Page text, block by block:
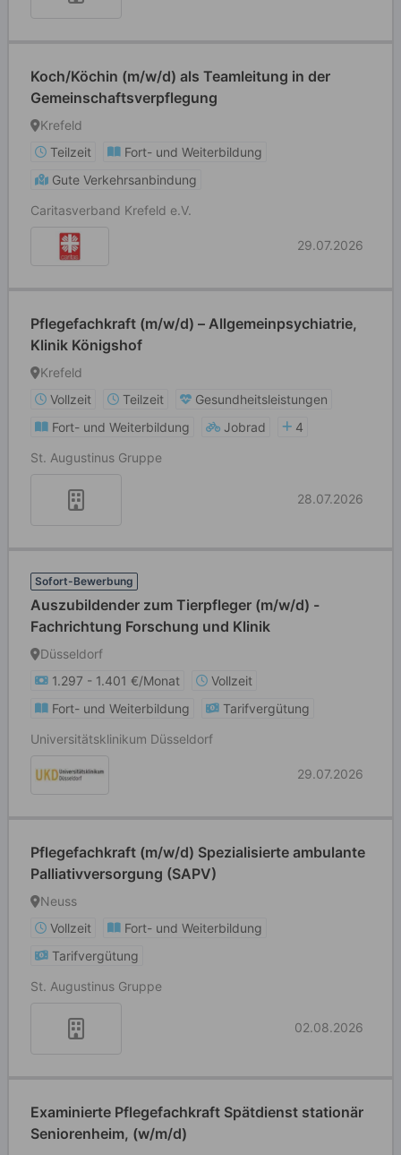
Koch/Köchin (m/w/d) als Teamleitung in der
Gemeinschaftsverpflegung
Krefeld
Teilzeit
Fort- und Weiterbildung
Gute Verkehrsanbindung
Caritasverband Krefeld e.V.
29.07.2026
Pflegefachkraft (m/w/d) – Allgemeinpsychiatrie,
Klinik Königshof
Krefeld
Vollzeit
Teilzeit
Gesundheitsleistungen
Fort- und Weiterbildung
Jobrad
4
St. Augustinus Gruppe
28.07.2026
Sofort-Bewerbung
Auszubildender zum Tierpfleger (m/w/d) -
Fachrichtung Forschung und Klinik
Düsseldorf
1.297 - 1.401 €/Monat
Vollzeit
Fort- und Weiterbildung
Tarifvergütung
Universitätsklinikum Düsseldorf
29.07.2026
Pflegefachkraft (m/w/d) Spezialisierte ambulante
Palliativversorgung (SAPV)
Neuss
Vollzeit
Fort- und Weiterbildung
Tarifvergütung
St. Augustinus Gruppe
02.08.2026
Examinierte Pflegefachkraft Spätdienst stationär
Seniorenheim, (w/m/d)